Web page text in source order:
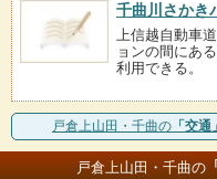
千曲川さかき
上信越自動車
ョンの間にあ
利用できる。
戸倉上山田・千曲の 「交通」
戸倉上山田・千曲の